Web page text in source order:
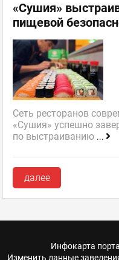
«Сушия»
пищевой
Сеть ресторанов
«Сушия» успешно
по выстраиванию ...
далее
Инфокарта
Изменить данные